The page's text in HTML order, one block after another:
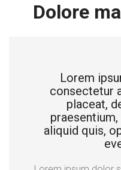
Dolore
Lorem
consectetur
placeat,
aliquid quis,